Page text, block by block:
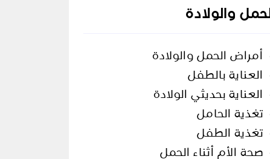
الحمل والولادة
أمراض الحمل والولادة
العناية بالطفل
العناية بحديثي الولادة
تغذية الحامل
تغذية الطفل
صحة الأم أثناء الحمل